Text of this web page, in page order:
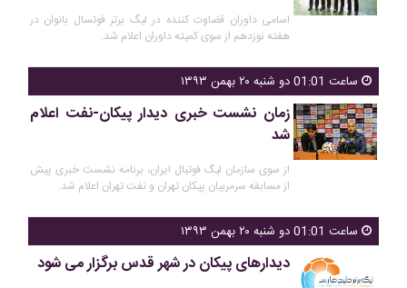
اسامی داوران قضاوت کننده در لیگ برتر فوتسال بانوان در
هفته نوزدهم از سوی کمیته داوران اعلام شد.
ساعت 01:01 دو شنبه ۲۰ بهمن ۱۳۹۳
زمان نشست خبری دیدار پیکان-نفت اعلام
شد
از سوی سازمان لیگ فوتبال ایران، برنامه نشست خبری پیش
از مسابقه سرمربیان پیکان تهران و نفت تهران اعلام شد.
ساعت 01:01 دو شنبه ۲۰ بهمن ۱۳۹۳
دیدارهای پیکان در شهر قدس برگزار می شود